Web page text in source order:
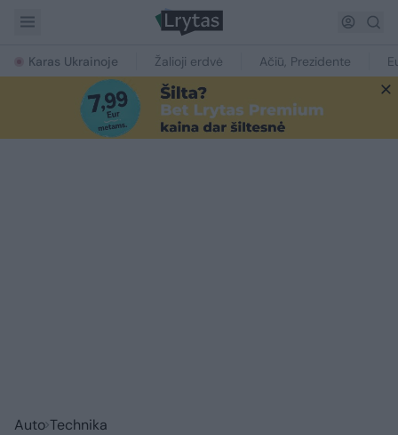
Karas Ukrainoje Žalioji erdvė Ačiū, Prezidente
Auto Technika